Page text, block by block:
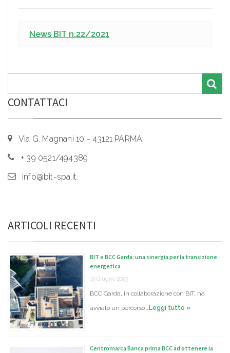
News BIT n.22/2021
CONTATTACI
Via G. Magnani 10 - 43121 PARMA
+ 39 0521/494389
info@bit-spa.it
ARTICOLI RECENTI
BIT e BCC Garda: una sinergia per la transizione
energetica
19 Giugno 2025
BCC Garda, in collaborazione con BIT, ha
avviato un percorso …Leggi tutto »
Centromarca Banca prima BCC ad ottenere la